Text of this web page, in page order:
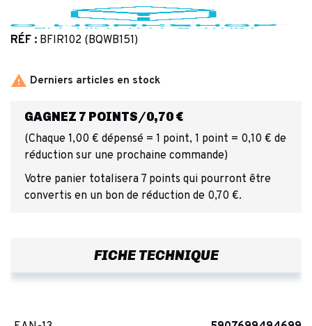
RÉF : BFIR102 (BQWB151)
 Derniers articles en stock
GAGNEZ 7 POINTS/0,70 €
(Chaque 1,00 € dépensé = 1 point, 1 point = 0,10 € de
réduction sur une prochaine commande)
Votre panier totalisera 7 points qui pourront être
convertis en un bon de réduction de 0,70 €.
FICHE TECHNIQUE